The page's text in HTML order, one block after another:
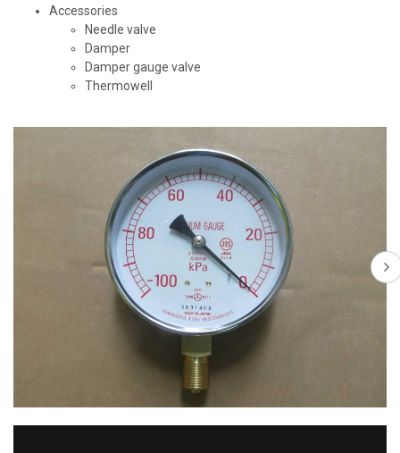
Accessories
Needle valve
Damper
Damper gauge valve
Thermowell